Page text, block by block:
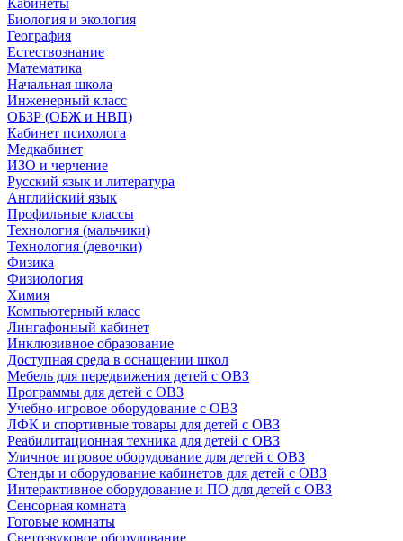
Кабинеты
Биология и экология
География
Естествознание
Математика
Начальная школа
Инженерный класс
ОБЗР (ОБЖ и НВП)
Кабинет психолога
Медкабинет
ИЗО и черчение
Русский язык и литература
Английский язык
Профильные классы
Технология (мальчики)
Технология (девочки)
Физика
Физиология
Химия
Компьютерный класс
Лингафонный кабинет
Инклюзивное образование
Доступная среда в оснащении школ
Мебель для передвижения детей с ОВЗ
Программы для детей с ОВЗ
Учебно-игровое оборудование с ОВЗ
ЛФК и спортивные товары для детей с ОВЗ
Реабилитационная техника для детей с ОВЗ
Уличное игровое оборудование для детей с ОВЗ
Стенды и оборудование кабинетов для детей с ОВЗ
Интерактивное оборудование и ПО для детей с ОВЗ
Сенсорная комната
Готовые комнаты
Светозвуковое оборудование